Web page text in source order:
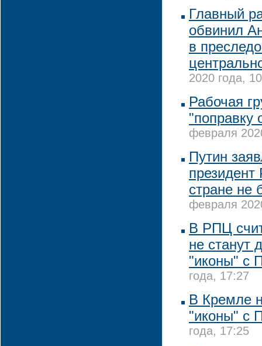
Главный
обвинил
в
2020 года,
Рабочая
"поправку
февраля
Путин
стране не
февраля
В РПЦ
не станут
"иконы" с
года, 17:27
В Кремле
"иконы" с
года, 17:25